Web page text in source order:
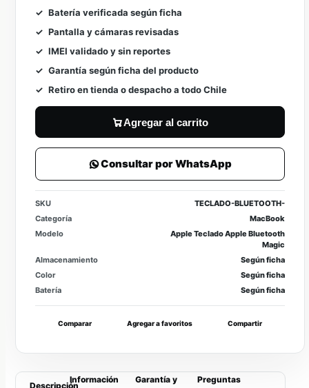
Batería verificada según ficha
Pantalla y cámaras revisadas
IMEI validado y sin reportes
Garantía según ficha del producto
Retiro en tienda o despacho a todo Chile
Agregar al carrito
Consultar por WhatsApp
SKU
TECLADO-BLUETOOTH-
Categoría
MacBook
Modelo
Apple Teclado Apple Bluetooth
Magic
Almacenamiento
Según ficha
Color
Según ficha
Batería
Según ficha
Comparar Agregar a favoritos Compartir
Descripción
Información
Garantía y
Preguntas